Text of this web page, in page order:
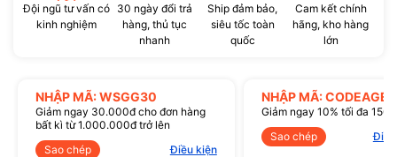
Đội ngũ tư vấn có
kinh nghiệm
30 ngày đổi trả
hàng, thủ tục
nhanh
Ship đảm bảo,
siêu tốc toàn
quốc
Cam kết chính
hãng, kho hàng
lớn
NHẬP MÃ: WSGG30
Giảm ngay 30.000đ cho đơn hàng
bất kì từ 1.000.000đ trở lên
Sao chép
Điều kiện
NHẬP MÃ:
Giảm ngay 10% tối đa
Sao chép